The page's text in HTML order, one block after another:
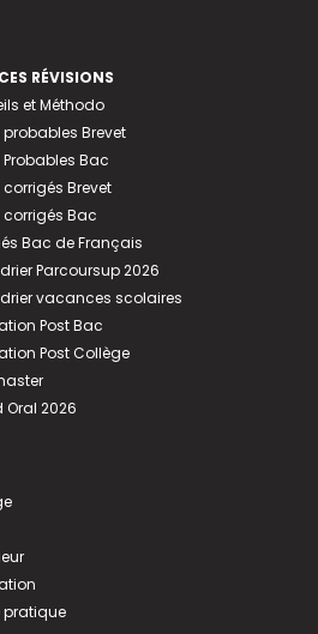
RÉVISIONS
et Méthodo
probables Brevet
Probables Bac
corrigés Brevet
corrigés Bac
Bac de Français
Parcoursup 2026
vacances scolaires
Post Bac
Post Collège
Oral 2026
pratique